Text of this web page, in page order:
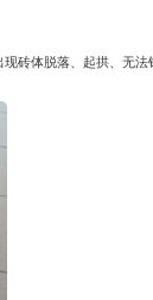
砖体脱落、起拱、无